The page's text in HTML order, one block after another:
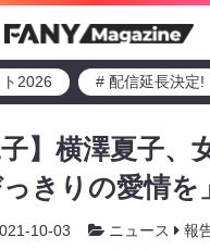
2026 # 配信延長決定!
子】横澤夏子、
きりの愛情を」
10-03 ニュース 報